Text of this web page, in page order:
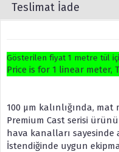
Teslimat İade
Gösterilen fiyat 1 metre tül
Price is for 1 linear meter,
100 µm kalınlığında,
Premium Cast serisi
hava kanalları
İstendiğinde uygun